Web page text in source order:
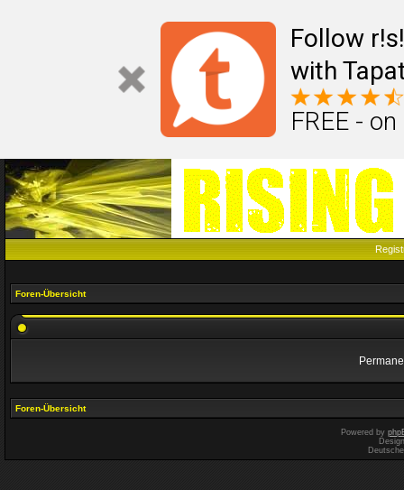
Follow
with
FREE -
Foren-Übersicht
Foren-Übersicht
Powered by